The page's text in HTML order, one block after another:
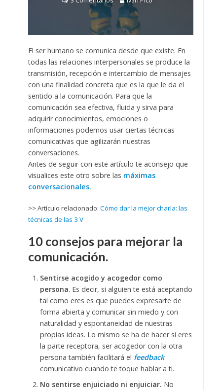
El ser humano se comunica desde que existe. En
todas las relaciones interpersonales se produce la
transmisión, recepción e intercambio de mensajes
con una finalidad concreta que es la que le da el
sentido a la comunicación. Para que la
comunicación sea efectiva, fluida y sirva para
adquirir conocimientos, emociones o
informaciones podemos usar ciertas técnicas
comunicativas que agilizarán nuestras
conversaciones.
Antes de seguir con este artículo te aconsejo que
visualices este otro sobre las máximas
conversacionales.
>> Artículo relacionado: Cómo dar la mejor charla: las
técnicas de las 3 V
10 consejos para mejorar la
comunicación.
Sentirse acogido y acogedor como
persona. Es decir, si alguien te está aceptando
tal como eres es que puedes expresarte de
forma abierta y comunicar sin miedo y con
naturalidad y espontaneidad de nuestras
propias ideas. Lo mismo se ha de hacer si eres
la parte receptora, ser acogedor con la otra
persona también facilitará el feedback
comunicativo cuando te toque hablar a ti.
No sentirse enjuiciado ni enjuiciar. No